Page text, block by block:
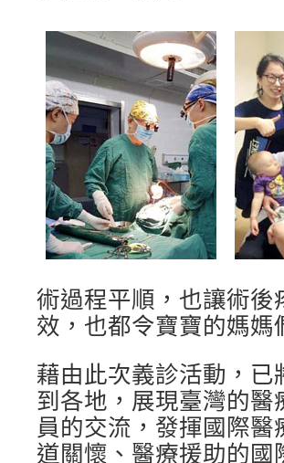
術過程平順，也讓術
效，也都令寶寶的媽媽
藉由此次義診活動，
到各地，展現臺灣的
員的交流，發揮國際
道關懷、醫療援助的